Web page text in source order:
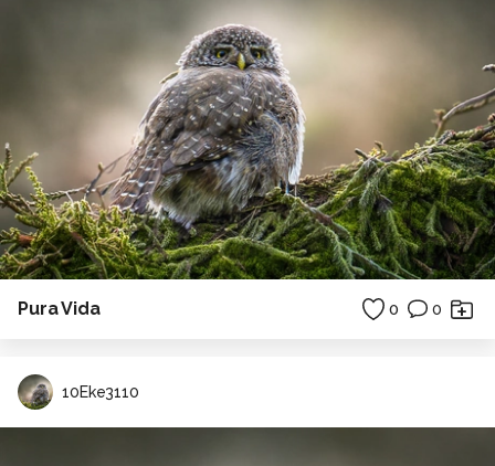
Pura Vida 0 0
10Eke3110